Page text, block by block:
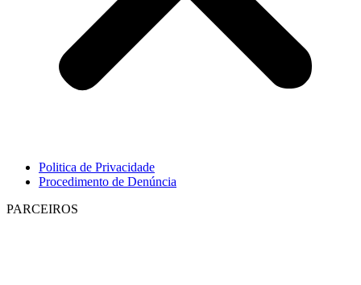
Politica de Privacidade
Procedimento de Denúncia
PARCEIROS